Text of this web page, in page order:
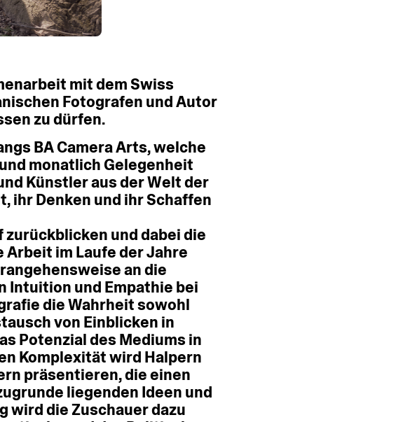
mitdemSwiss
Fotografen undAutor
zudürfen.
BACameraArts,welche
und monatlich Gelegenheit
KünstlerausderWeltder
ihrDenken und ihrSchaffen
zurückblicken unddabeidie
Arbeit im LaufederJahre
andie
Intuition und Empathie bei
dieWahrheitsowohl
von Einblicken in
Potenzialdes Mediums in
Komplexitätwird Halpern
präsentieren,dieeinen
liegenden Ideen und
wirddieZuschauerdazu